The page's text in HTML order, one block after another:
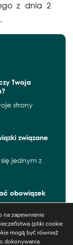
z dnia 2
Twoja
strony
związane
jednym z
obowiązek
kolejne
na zapewnienie
(pliki cookie
mogą być również
dokonywania